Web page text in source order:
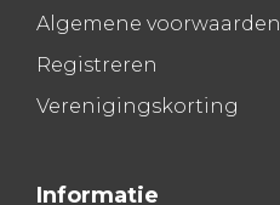
Algemene voorwaarden
Registreren
Verenigingskorting
Informatie